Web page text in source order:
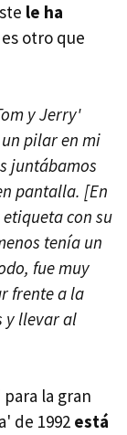
le ha
otro que
y Jerry'
pilar en mi
juntábamos
pantalla. [En
con su
tenía un
fue muy
frente a la
y llevar al
la gran
de 1992 está